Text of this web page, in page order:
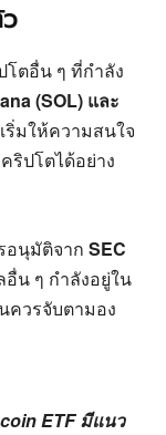
โตอื่น ๆ ที่กำลัง
(SOL) และ
มให้ความสนใจ
ริปโตได้อย่าง
อนุมัติจาก SEC
น ๆ กำลังอยู่ใน
ควรจับตามอง
ETF มีแนว